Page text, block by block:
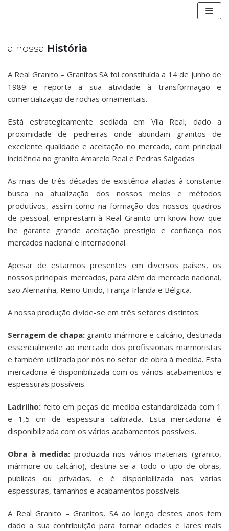
a nossa História
A Real Granito – Granitos SA foi constituída a 14 de junho de
1989 e reporta a sua atividade à transformação e
comercialização de rochas ornamentais.
Está estrategicamente sediada em Vila Real, dado a
proximidade de pedreiras onde abundam granitos de
excelente qualidade e aceitação no mercado, com principal
incidência no granito Amarelo Real e Pedras Salgadas
As mais de três décadas de existência aliadas à constante
busca na atualização dos nossos meios e métodos
produtivos, assim como na formação dos nossos quadros
de pessoal, emprestam à Real Granito um know-how que
lhe garante grande aceitação prestígio e confiança nos
mercados nacional e internacional.
Apesar de estarmos presentes em diversos países, os
nossos principais mercados, para além do mercado nacional,
são Alemanha, Reino Unido, França Irlanda e Bélgica.
A nossa produção divide-se em três setores distintos:
Serragem de chapa: granito mármore e calcário, destinada
essencialmente ao mercado dos profissionais marmoristas
e também utilizada por nós no setor de obra à medida. Esta
mercadoria é disponibilizada com os vários acabamentos e
espessuras possíveis.
Ladrilho: feito em peças de medida estandardizada com 1
e 1,5 cm de espessura calibrada. Esta mercadoria é
disponibilizada com os vários acabamentos possíveis.
Obra à medida: produzida nos vários materiais (granito,
mármore ou calcário), destina-se a todo o tipo de obras,
publicas ou privadas, e é disponibilizada nas várias
espessuras, tamanhos e acabamentos possíveis.
A Real Granito – Granitos, SA ao longo destes anos tem
dado a sua contribuição para tornar cidades e lares mais